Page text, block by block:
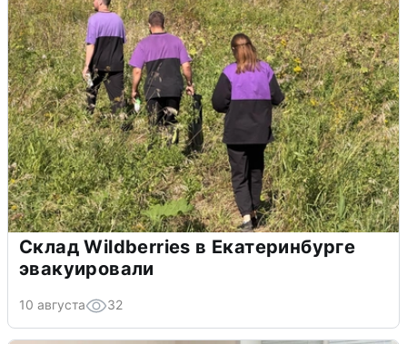
Склад Wildberries в Екатеринбурге
эвакуировали
10 августа 32